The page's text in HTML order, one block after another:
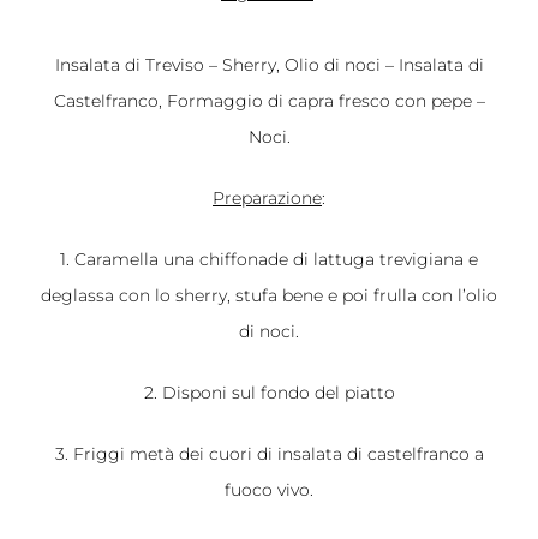
Insalata di Treviso – Sherry, Olio di noci – Insalata di
Castelfranco, Formaggio di capra fresco con pepe –
Noci.
Preparazione:
1. Caramella una chiffonade di lattuga trevigiana e
deglassa con lo sherry, stufa bene e poi frulla con l’olio
di noci.
2. Disponi sul fondo del piatto
3. Friggi metà dei cuori di insalata di castelfranco a
fuoco vivo.